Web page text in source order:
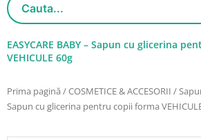
EASYCARE BABY – Sapun cu glicerina
VEHICULE 60g
Prima pagină /COSMETICE & ACCESORII /
Sapun cu glicerina pentru copii forma